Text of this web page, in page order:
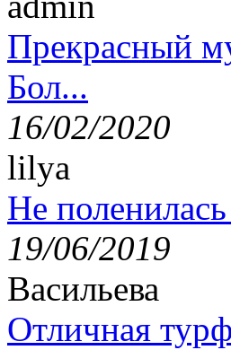
Прекрасный
Бол...
16/02/2020
lilya
Не
19/06/2019
Васильева
Отличная